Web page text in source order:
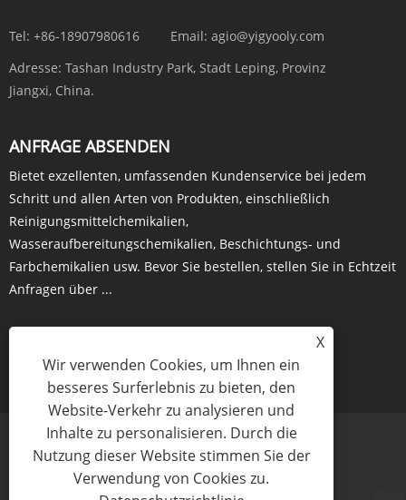
Tel: +86-18907980616 Email: agio@yigyooly.com
Adresse: Tashan Industry Park, Stadt Leping, Provinz
Jiangxi, China.
ANFRAGE ABSENDEN
Bietet exzellenten, umfassenden Kundenservice bei jedem
Schritt und allen Arten von Produkten, einschließlich
Reinigungsmittelchemikalien,
Wasseraufbereitungschemikalien, Beschichtungs- und
Farbchemikalien usw. Bevor Sie bestellen, stellen Sie in Echtzeit
Anfragen über ...
JETZT ANFRAGEN
Sitemap XML
X
Wir verwenden Cookies, um Ihnen ein
besseres Surferlebnis zu bieten, den
Website-Verkehr zu analysieren und
Inhalte zu personalisieren. Durch die
Nutzung dieser Website stimmen Sie der
Verwendung von Cookies zu.